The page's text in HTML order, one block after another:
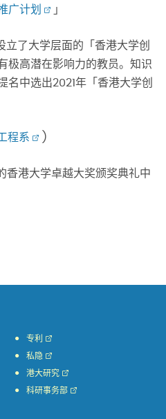
广计划 」
了大学层面的「香港大学创
极高潜在影响力的教员。知识
名中选出2021年「香港大学创
程系 )
香港大学卓越大奖颁奖典礼中
专利
私隐
港大研究
科研事务部